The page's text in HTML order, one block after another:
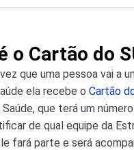
o Cartão do
que uma pessoa vai a
ela recebe o Cartão
que terá um
de qual equipe da
fará parte e será